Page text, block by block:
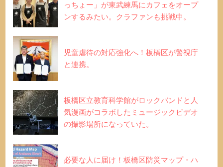
っちょー」が東武練馬にカフェをオープ
ンするみたい。クラファンも挑戦中。
児童虐待の対応強化へ！板橋区が警視庁
と連携。
板橋区立教育科学館がロックバンドと人
気漫画がコラボしたミュージックビデオ
の撮影場所になっていた。
必要な人に届け！板橋区防災マップ・ハ